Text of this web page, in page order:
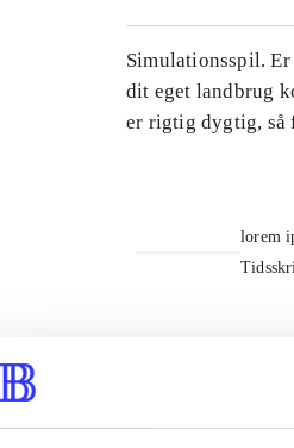
Simulationsspil.
dit eget landbrug
er rigtig dygtig, så
lorem